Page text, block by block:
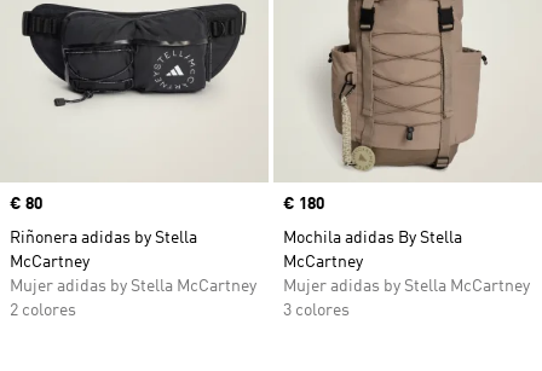
Precio
€ 80
Riñonera adidas by Stella
McCartney
Mujer adidas by Stella McCartney
2 colores
Precio
€ 180
Mochila adidas By Stella
McCartney
Mujer adidas by Stella McCartney
3 colores